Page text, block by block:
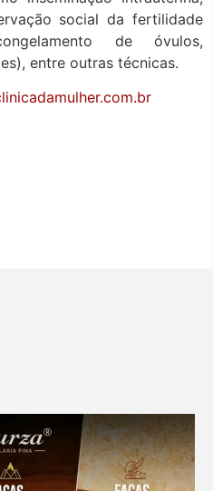
social da fertilidade
de óvulos,
entre outras técnicas.